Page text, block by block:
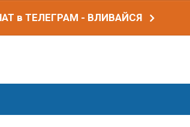
в ТЕЛЕГРАМ - ВЛИВАЙСЯ